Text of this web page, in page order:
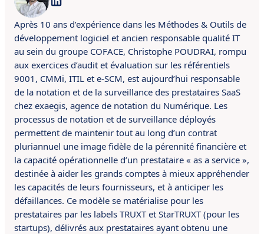
Après 10 ans d’expérience dans les Méthodes & Outils de
développement logiciel et ancien responsable qualité IT
au sein du groupe COFACE, Christophe POUDRAI, rompu
aux exercices d’audit et évaluation sur les référentiels
9001, CMMi, ITIL et e-SCM, est aujourd’hui responsable
de la notation et de la surveillance des prestataires SaaS
chez exaegis, agence de notation du Numérique. Les
processus de notation et de surveillance déployés
permettent de maintenir tout au long d’un contrat
pluriannuel une image fidèle de la pérennité financière et
la capacité opérationnelle d’un prestataire « as a service »,
destinée à aider les grands comptes à mieux appréhender
les capacités de leurs fournisseurs, et à anticiper les
défaillances. Ce modèle se matérialise pour les
prestataires par les labels TRUXT et StarTRUXT (pour les
startups), délivrés aux prestataires ayant obtenu une